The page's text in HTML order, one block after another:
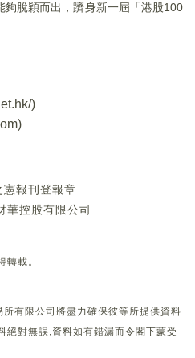
夠脫穎而出，躋身新一屆「港股100
)
)
報刊登報章
控股有限公司
轉載。
有限公司將盡力確保彼等所提供資料
絕對無誤,資料如有錯漏而令閣下蒙受